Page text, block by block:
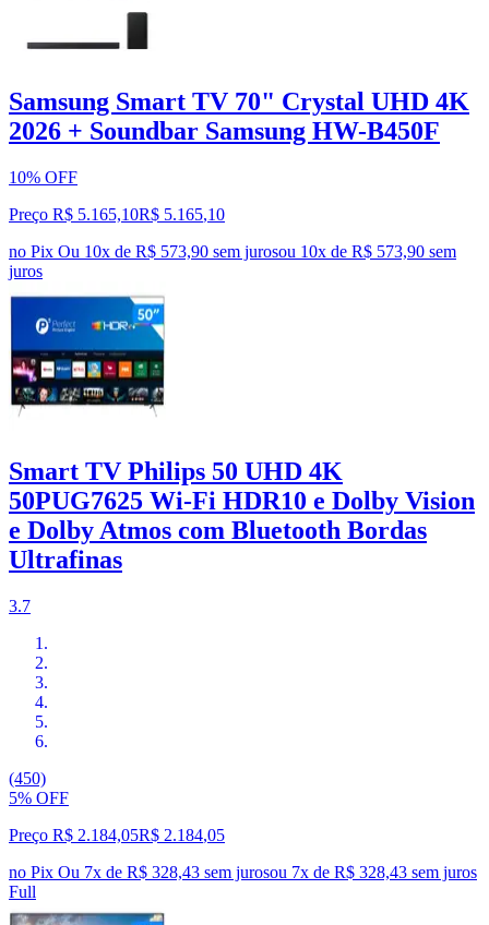
Samsung Smart TV 70" Crystal UHD 4K
2026 + Soundbar Samsung HW-B450F
10% OFF
Preço R$ 5.165,10R$ 5.165,10
no Pix Ou 10x de R$ 573,90 sem jurosou 10x de R$ 573,90 sem
juros
Smart TV Philips 50 UHD 4K
50PUG7625 Wi-Fi HDR10 e Dolby Vision
e Dolby Atmos com Bluetooth Bordas
Ultrafinas
3.7
(450)
5% OFF
Preço R$ 2.184,05R$ 2.184,05
no Pix Ou 7x de R$ 328,43 sem jurosou 7x de R$ 328,43 sem juros
Full